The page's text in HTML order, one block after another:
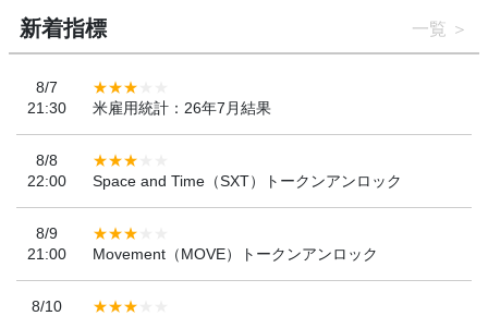
新着指標 一覧
8/7
21:30
米雇用統計：26年7月結果
8/8
22:00
Space and Time（SXT）トークンアンロック
8/9
21:00
Movement（MOVE）トークンアンロック
8/10